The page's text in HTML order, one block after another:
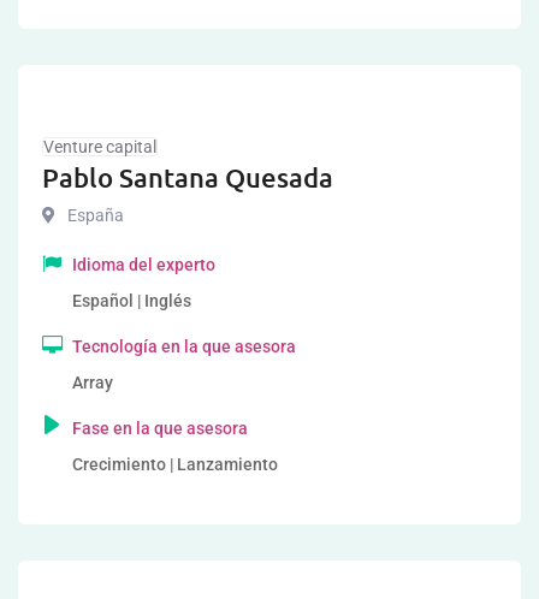
Venture capital
Pablo Santana Quesada
España
Idioma del experto
Español | Inglés
Tecnología en la que asesora
Array
Fase en la que asesora
Crecimiento | Lanzamiento